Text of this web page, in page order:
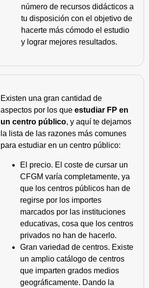
número de recursos didácticos a
tu disposición con el objetivo de
hacerte más cómodo el estudio
y lograr mejores resultados.
Existen una gran cantidad de
aspectos por los que estudiar FP en
un centro público, y aquí te dejamos
la lista de las razones más comunes
para estudiar en un centro público:
El precio. El coste de cursar un
CFGM varía completamente, ya
que los centros públicos han de
regirse por los importes
marcados por las instituciones
educativas, cosa que los centros
privados no han de hacerlo.
Gran variedad de centros. Existe
un amplio catálogo de centros
que imparten grados medios
geográficamente. Dando la